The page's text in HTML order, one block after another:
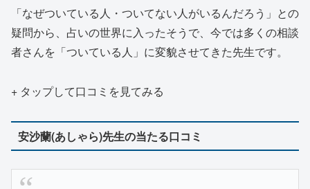
「なぜついている人・ついてない人がいるんだろう」との
疑問から、占いの世界に入ったそうで、今では多くの相談
者さんを「ついている人」に変貌させてきた先生です。
+ タップして口コミを見てみる
安沙蘭(あしゃら)先生の当たる口コミ